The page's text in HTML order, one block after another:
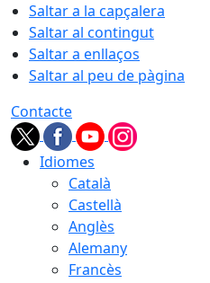
Saltar a la capçalera
Saltar al contingut
Saltar a enllaços
Saltar al peu de pàgina
Contacte
Idiomes
Català
Castellà
Anglès
Alemany
Francès